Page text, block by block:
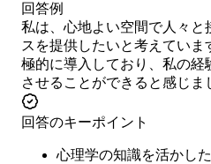
回答例
私は、心地よい空間で人々
スを提供したいと考えてい
極的に導入しており、私の
させることができると感じま
回答のキーポイント
心理学の知識を活かし